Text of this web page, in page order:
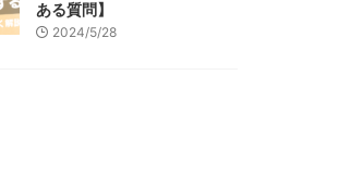
ある質問】
2024/5/28